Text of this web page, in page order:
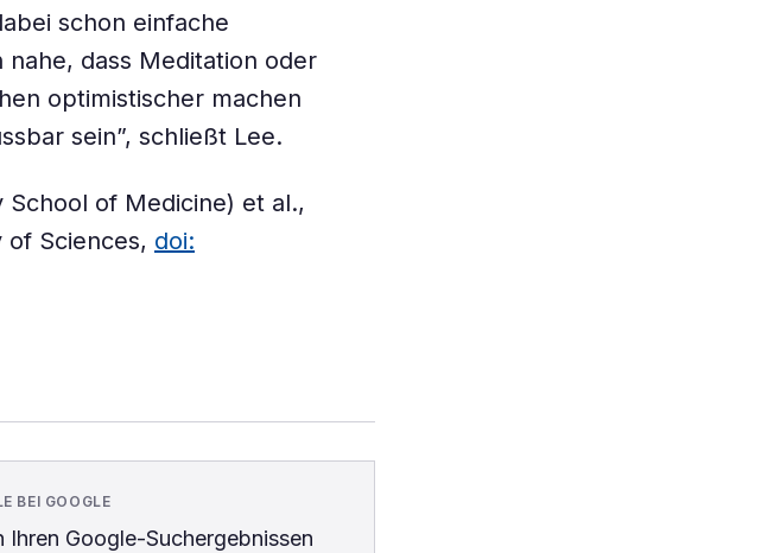
schon einfache
dass Meditation oder
optimistischer machen
sein”, schließt Lee.
School of Medicine) et al.,
Sciences, doi:
BEI GOOGLE
Ihren Google-Suchergebnissen